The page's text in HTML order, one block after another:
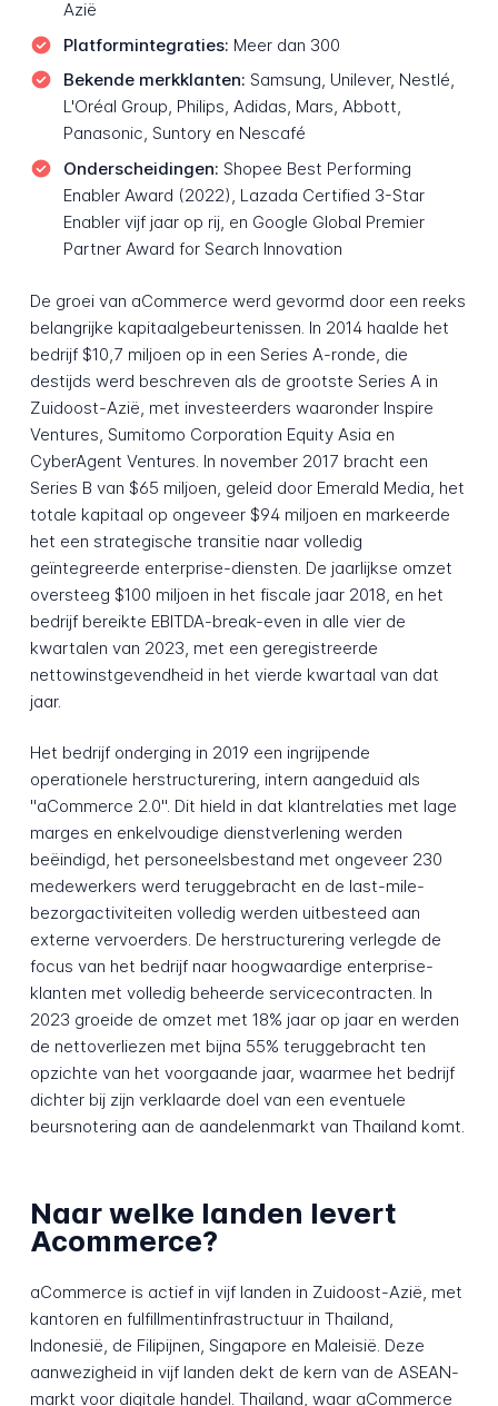
Azië
Platformintegraties: Meer dan 300
Bekende merkklanten: Samsung, Unilever, Nestlé,
L'Oréal Group, Philips, Adidas, Mars, Abbott,
Panasonic, Suntory en Nescafé
Onderscheidingen: Shopee Best Performing
Enabler Award (2022), Lazada Certified 3-Star
Enabler vijf jaar op rij, en Google Global Premier
Partner Award for Search Innovation
De groei van aCommerce werd gevormd door een reeks
belangrijke kapitaalgebeurtenissen. In 2014 haalde het
bedrijf $10,7 miljoen op in een Series A-ronde, die
destijds werd beschreven als de grootste Series A in
Zuidoost-Azië, met investeerders waaronder Inspire
Ventures, Sumitomo Corporation Equity Asia en
CyberAgent Ventures. In november 2017 bracht een
Series B van $65 miljoen, geleid door Emerald Media, het
totale kapitaal op ongeveer $94 miljoen en markeerde
het een strategische transitie naar volledig
geïntegreerde enterprise-diensten. De jaarlijkse omzet
oversteeg $100 miljoen in het fiscale jaar 2018, en het
bedrijf bereikte EBITDA-break-even in alle vier de
kwartalen van 2023, met een geregistreerde
nettowinstgevendheid in het vierde kwartaal van dat
jaar.
Het bedrijf onderging in 2019 een ingrijpende
operationele herstructurering, intern aangeduid als
"aCommerce 2.0". Dit hield in dat klantrelaties met lage
marges en enkelvoudige dienstverlening werden
beëindigd, het personeelsbestand met ongeveer 230
medewerkers werd teruggebracht en de last-mile-
bezorgactiviteiten volledig werden uitbesteed aan
externe vervoerders. De herstructurering verlegde de
focus van het bedrijf naar hoogwaardige enterprise-
klanten met volledig beheerde servicecontracten. In
2023 groeide de omzet met 18% jaar op jaar en werden
de nettoverliezen met bijna 55% teruggebracht ten
opzichte van het voorgaande jaar, waarmee het bedrijf
dichter bij zijn verklaarde doel van een eventuele
beursnotering aan de aandelenmarkt van Thailand komt.
Naar welke landen levert
Acommerce?
aCommerce is actief in vijf landen in Zuidoost-Azië, met
kantoren en fulfillmentinfrastructuur in Thailand,
Indonesië, de Filipijnen, Singapore en Maleisië. Deze
aanwezigheid in vijf landen dekt de kern van de ASEAN-
markt voor digitale handel. Thailand, waar aCommerce